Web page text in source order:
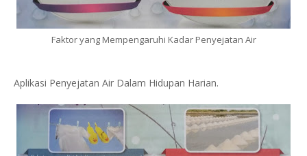
Faktor yang Mempengaruhi Kadar Penyejatan Air
Aplikasi Penyejatan Air Dalam Hidupan Harian.